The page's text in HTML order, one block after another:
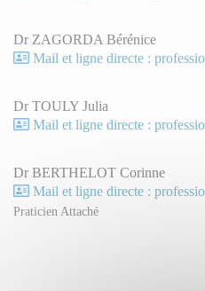
Dr ZAGORDA Bérénice
Mail et ligne directe :
Dr TOULY Julia
Mail et ligne directe :
Dr BERTHELOT Corinne
Mail et ligne directe :
Praticien Attaché